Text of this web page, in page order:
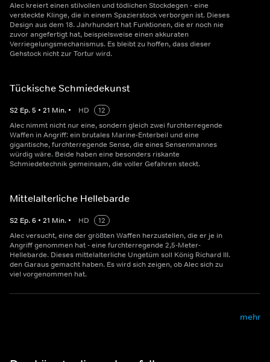
Alec kreiert einen stilvollen und tödlichen Stockdegen - eine
versteckte Klinge, die in einem Spazierstock verborgen ist. Dieses
Design aus dem 18. Jahrhundert hat Funktionen, die er noch nie
zuvor angefertigt hat, beispielsweise einen akkuraten
Verriegelungsmechanismus. Es bleibt zu hoffen, dass dieser
Gehstock nicht zur Tortur wird.
Tückische Schmiedekunst
S2 Ep.5 • 21 Min. • HD
12
Alec nimmt nicht nur eine, sondern gleich zwei furchterregende
Waffen in Angriff: ein brutales Marine-Enterbeil und eine
gigantische, furchterregende Sense, die eines Sensenmannes
würdig wäre. Beide haben eine besonders riskante
Schmiedetechnik gemeinsam, die voller Gefahren steckt.
Mittelalterliche Hellebarde
S2 Ep.6 • 21 Min. • HD
12
Alec versucht, eine der größten Waffen herzustellen, die er je in
Angriff genommen hat - eine furchterregende 2,5-Meter-
Hellebarde. Dieses mittelalterliche Ungetüm soll König Richard III.
den Garaus gemacht haben. Es wird sich zeigen, ob Alec sich zu
viel vorgenommen hat.
mehr